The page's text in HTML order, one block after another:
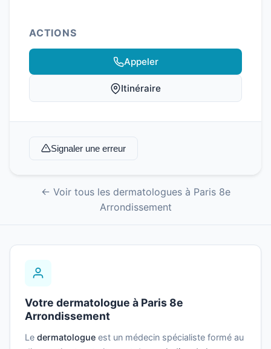
ACTIONS
Appeler
Itinéraire
Signaler une erreur
← Voir tous les dermatologues à Paris 8e
Arrondissement
Votre dermatologue à Paris 8e
Arrondissement
Le dermatologue est un médecin spécialiste formé au